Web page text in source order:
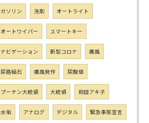
ガソリン 洗剤 オートライト
オートワイパー スマートキー
ナビゲーション 新型コロナ 痛風
尿路結石 痛風発作 尿酸値
プーチン大統領 大統領 和田アキ子
水垢 アナログ デジタル 緊急事態宣言